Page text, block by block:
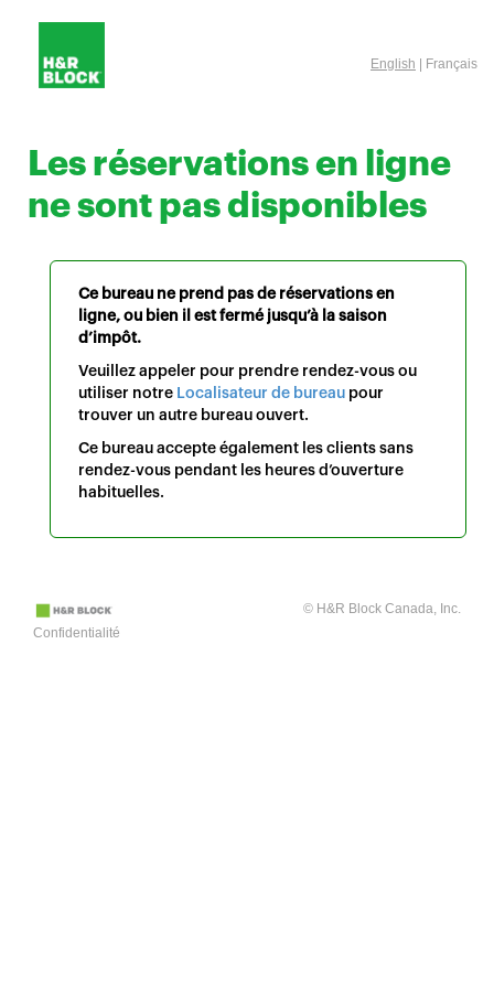
English | Français
Les réservations en ligne
ne sont pas disponibles
Ce bureau ne prend pas de réservations en
ligne, ou bien il est fermé jusqu’à la saison
d’impôt.
Veuillez appeler pour prendre rendez-vous ou
utiliser notre Localisateur de bureau pour
trouver un autre bureau ouvert.
Ce bureau accepte également les clients sans
rendez-vous pendant les heures d’ouverture
habituelles.
Confidentialité
© H&R Block Canada, Inc.